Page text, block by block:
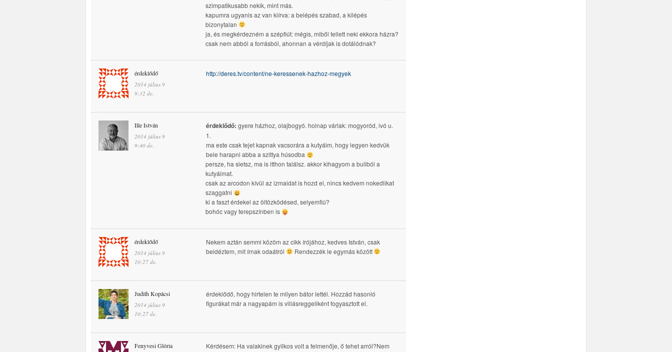
szimpatikusabb nekik, mint más.
kapumra ugyanis az van kiírva: a belépés szabad, a kilépés
bizonytalan
ja, és megkérdezném a szépfiút: mégis, miből tellett neki ekkora házra?
csak nem abból a forrásból, ahonnan a vérdíjak is dotálódnak?
érdeklődő
2014 július 9
9:32 de.
http://deres.tv/content/ne-keressenek-hazhoz-megyek
Ille István
2014 július 9
9:40 de.
érdeklődő: gyere házhoz, olajbogyó. holnap várlak: mogyoród, ivó u.
1.
ma este csak tejet kapnak vacsorára a kutyáim, hogy legyen kedvük
bele harapni abba a szittya húsodba
persze, ha sietsz, ma is itthon találsz. akkor kihagyom a buliból a
kutyáimat.
csak az arcodon kívül az izmaidat is hozd el, nincs kedvem nokedlikat
szaggatni
ki a faszt érdekel az öltözködésed, selyemfiú?
bohóc vagy terepszínben is
érdeklődő
2014 július 9
10:27 de.
Nekem aztán semmi közöm az cikk írójához, kedves István, csak
beidéztem, mit írnak odaátról
Rendezzék le egymás között
Judith Kopácsi
2014 július 9
10:27 de.
érdeklődő, hogy hirtelen te milyen bátor lettél. Hozzád hasonló
figurákat már a nagyapám is villásreggeliként fogyasztott el.
Fenyvesi Glória
Kérdésem: Ha valakinek gyilkos volt a felmenője, ő tehet arról?Nem